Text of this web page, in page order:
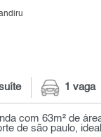
1 vaga
com 63m² de
de são paulo,